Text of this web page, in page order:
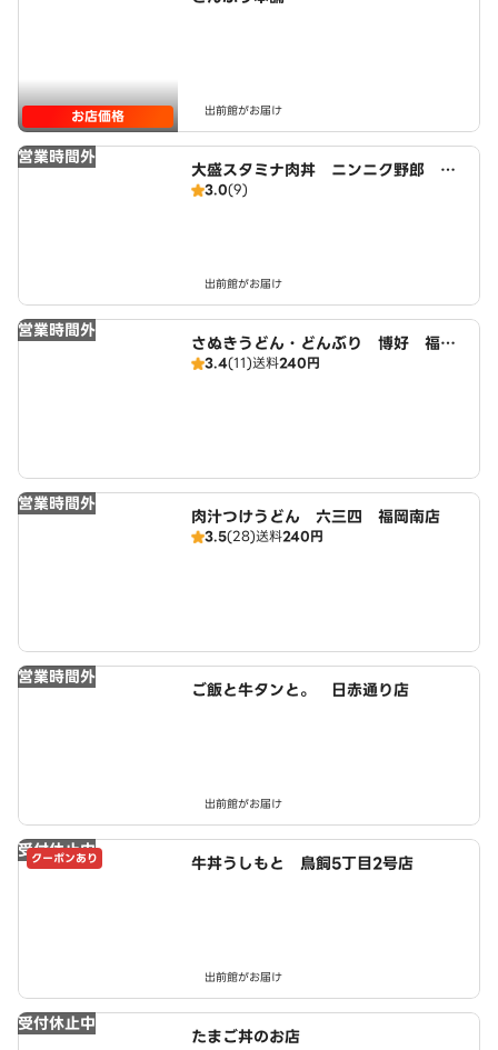
お店価格 出前館がお届け
営業時間外
大盛スタミナ肉丼 ニンニク野郎 大
橋店
3.0(9)
出前館がお届け
営業時間外
さぬきうどん・どんぶり 博好 福岡
南店
3.4(11)送料240円
営業時間外
肉汁つけうどん 六三四 福岡南店
3.5(28)送料240円
営業時間外
ご飯と牛タンと。 日赤通り店
出前館がお届け
受付休止中
クーポンあり 牛丼うしもと 鳥飼5丁目2号店
出前館がお届け
受付休止中
たまご丼のお店